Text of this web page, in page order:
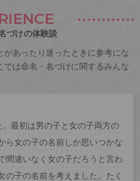
づけの体験談
あったり迷ったときに参考にな
は命名・名づけに関するみんな
最初は男の子と女の子両方の
ら女の子の名前しか思いつかな
間違いなく女の子だろうと言わ
の子の名前を考えました。たく